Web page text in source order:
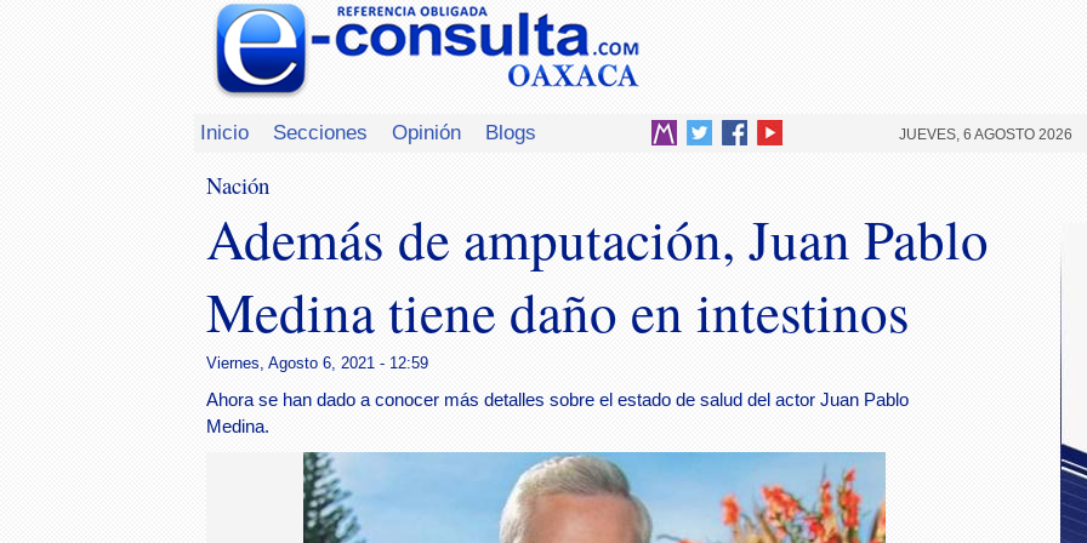
Inicio Secciones Opinión Blogs JUEVES, 6 AGOSTO 2026
Nación
Además de amputación, Juan Pablo
Medina tiene daño en intestinos
Viernes, Agosto 6, 2021 - 12:59
Ahora se han dado a conocer más detalles sobre el estado de salud del actor Juan Pablo
Medina.